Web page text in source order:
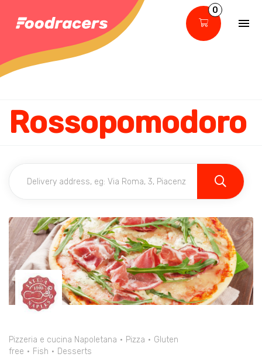
0
Rossopomodoro
Pizzeria e cucina Napoletana Pizza
Gluten
free
Fish Desserts